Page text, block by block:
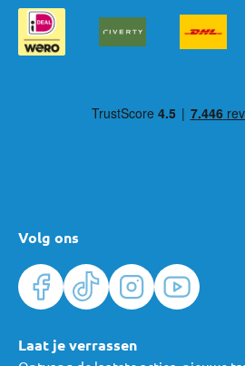
Volg ons
Laat je verrassen